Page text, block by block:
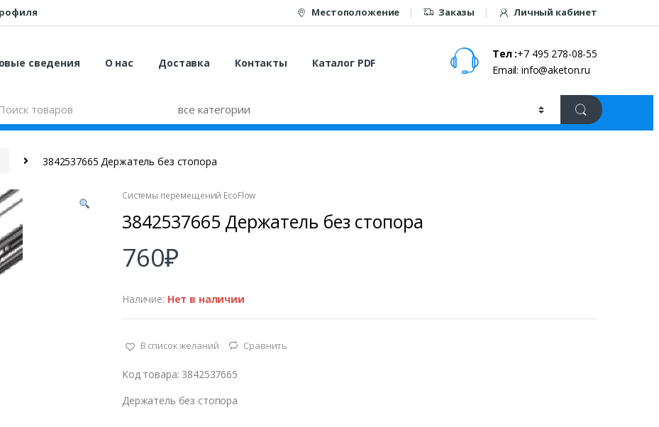
Местоположение Заказы Личный кабинет
сведения О нас Доставка Контакты Каталог PDF
Тел :+7 495 278-08-55
Email: info@aketon.ru
3842537665 Держатель без стопора
Системы перемещений EcoFlow
3842537665 Держатель без стопора
760₽
Наличие: Нет в наличии
В список желаний Сравнить
Код товара: 3842537665
Держатель без стопора